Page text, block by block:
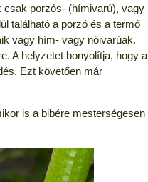
csak porzós- (hímivarú), vagy
található a porzó és a termő
vagy hím- vagy nőivarúak.
A helyzetet bonyolítja, hogy a
Ezt követően már
is a bibére mesterségesen